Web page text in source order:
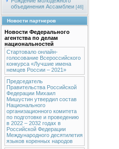
объединения Ассамблеи [46]
Новости партнеров
Новости Федерального
агентства по делам
национальностей
Стартовало онлайн-
голосование Всероссийского
конкурса «Лучшие имена
немцев России – 2021»
Председатель
Правительства Российской
Федерации Михаил
Мишустин утвердил состав
Национального
организационного комитета
по подготовке и проведению
в 2022 – 2032 годах в
Российской Федерации
Международного десятилетия
языков коренных народов